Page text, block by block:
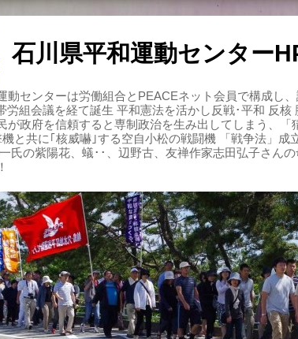
石川県平和運動センター
動センターは労働組合とPEACEネット会員で構成し
労組会議を経て誕生 平和憲法を活かし反戦･平和 反
が政府を信頼すると専制政治を生み出してしまう、
と共に｢核威嚇｣する空自小松の戦闘機 「戦争法」
氏の紫陽花、蟻･･、辺野古、友禅作家志田弘子さん